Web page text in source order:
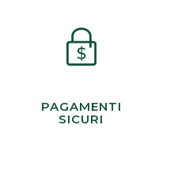
PAGAMENTI
SICURI